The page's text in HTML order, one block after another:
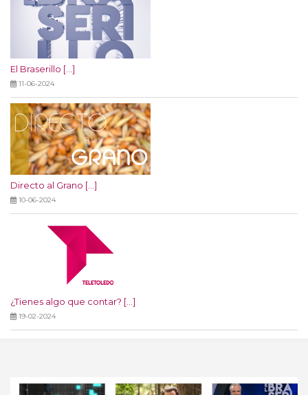
El Braserillo [...]
11-06-2024
Directo al Grano [...]
10-06-2024
¿Tienes algo que contar? [...]
19-02-2024